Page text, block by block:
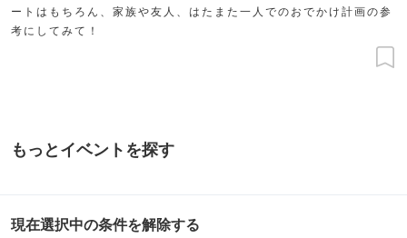
ートはもちろん、家族や友人、はたまた一人でのおでかけ計画の参
考にしてみて！
もっとイベントを探す
現在選択中の条件を解除する